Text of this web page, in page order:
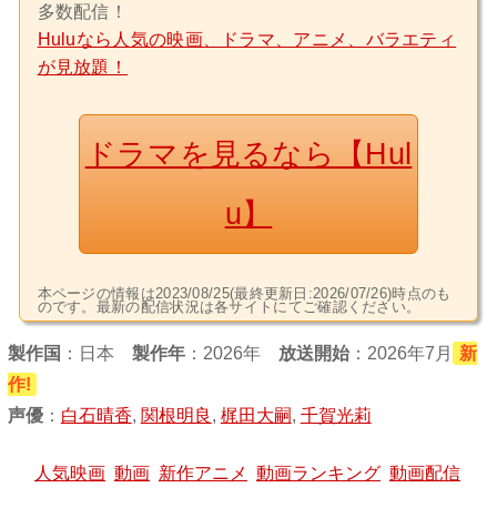
多数配信！
Huluなら人気の映画、ドラマ、アニメ、バラエティ
が見放題！
ドラマを見るなら【Hul
u】
本ページの情報は2023/08/25(最終更新日:2026/07/26)時点のも
のです。最新の配信状況は各サイトにてご確認ください。
製作国 ： 日本 製作年：2026年 放送開始：2026年7月
新
作!
声優： 白石晴香, 関根明良 , 梶田大嗣, 千賀光莉
人気映画 動画 新作アニメ 動画ランキング 動画配信